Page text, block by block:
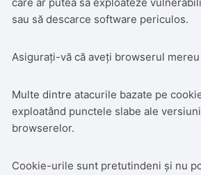
sau să descarce software periculos.
Asigurați-vă că aveți browserul
Multe dintre atacurile bazate pe
exploatând punctele slabe ale
browserelor.
Cookie-urile sunt pretutindeni și nu